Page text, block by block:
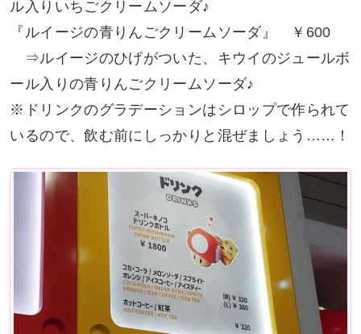
ル入りいちごクリームソーダ♪
『ルイージの青りんごクリームソーダ』 ￥600
⇒ルイージのひげがついた、キウイのジュールボ
ール入りの青りんごクリームソーダ♪
※ドリンクのグラデーションはシロップで作られて
いるので、飲む前にしっかりと混ぜましょう……！